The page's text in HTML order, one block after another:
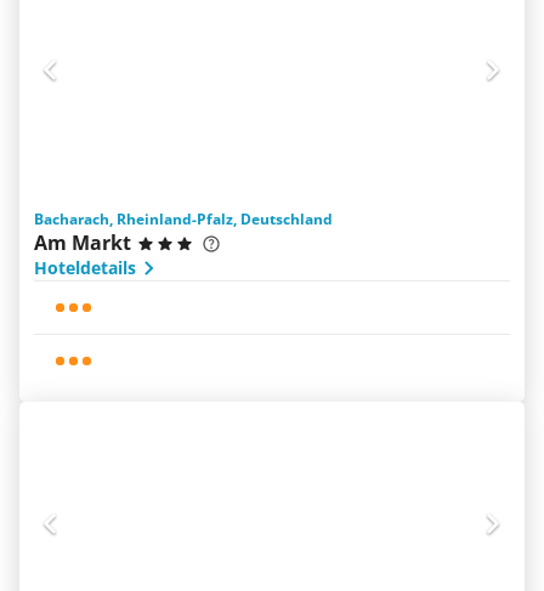
Bacharach, Rheinland-Pfalz, Deutschland
Am Markt
Hoteldetails